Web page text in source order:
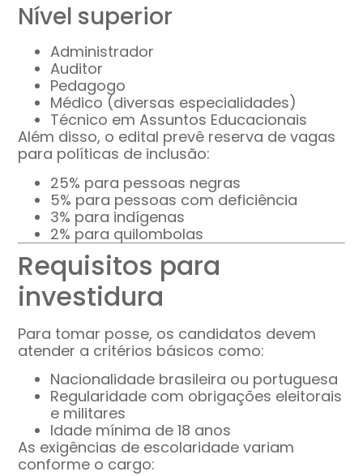
Nível superior
Administrador
Auditor
Pedagogo
Médico (diversas especialidades)
Técnico em Assuntos Educacionais
Além disso, o edital prevê reserva de vagas
para políticas de inclusão:
25% para pessoas negras
5% para pessoas com deficiência
3% para indígenas
2% para quilombolas
Requisitos para
investidura
Para tomar posse, os candidatos devem
atender a critérios básicos como:
Nacionalidade brasileira ou portuguesa
Regularidade com obrigações eleitorais
e militares
Idade mínima de 18 anos
As exigências de escolaridade variam
conforme o cargo: